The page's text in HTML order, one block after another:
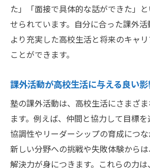
た」「面接で具体的な話ができた」
せられています。自分に合った課外活
より充実した高校生活と将来のキャ
ことができます。
課外活動が高校生活に与える良い
塾の課外活動は、高校生活にさまざ
ます。例えば、仲間と協力して目標を
協調性やリーダーシップの育成につな
新しい分野への挑戦や失敗体験から
解決力が身につきます。これらの力